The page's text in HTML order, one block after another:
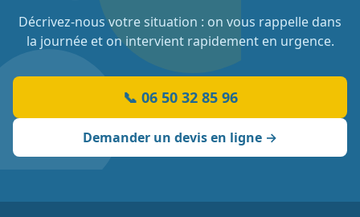
Décrivez-nous votre situation : on vous rappelle dans
la journée et on intervient rapidement en urgence.
📞 06 50 32 85 96
Demander un devis en ligne →